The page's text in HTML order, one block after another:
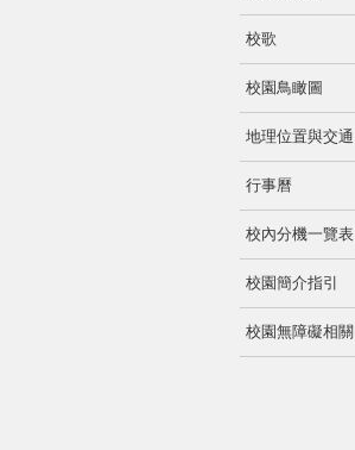
校歌
校園鳥瞰圖
地理位置與交通
行事曆
校內分機一覽表
校園簡介指引
校園無障礙相關